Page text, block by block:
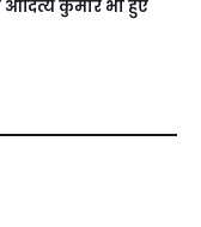
कुमार भी हुए